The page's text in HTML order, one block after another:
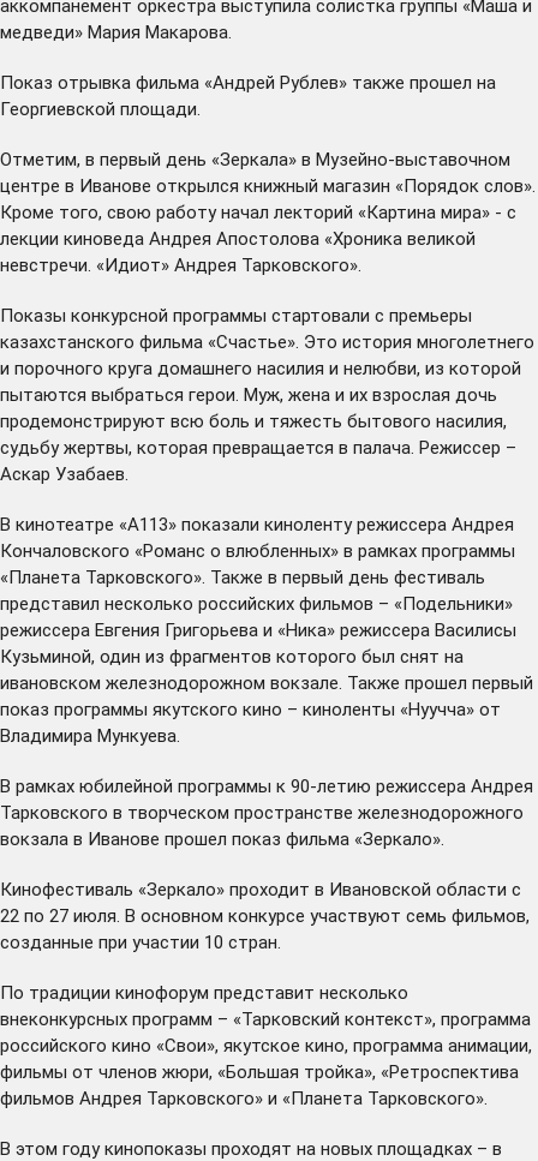
аккомпанемент оркестра выступила солистка группы «Маша и
медведи» Мария Макарова.
Показ отрывка фильма «Андрей Рублев» также прошел на
Георгиевской площади.
Отметим, в первый день «Зеркала» в Музейно-выставочном
центре в Иванове открылся книжный магазин «Порядок слов».
Кроме того, свою работу начал лекторий «Картина мира» - с
лекции киноведа Андрея Апостолова «Хроника великой
невстречи. «Идиот» Андрея Тарковского».
Показы конкурсной программы стартовали с премьеры
казахстанского фильма «Счастье». Это история многолетнего
и порочного круга домашнего насилия и нелюбви, из которой
пытаются выбраться герои. Муж, жена и их взрослая дочь
продемонстрируют всю боль и тяжесть бытового насилия,
судьбу жертвы, которая превращается в палача. Режиссер –
Аскар Узабаев.
В кинотеатре «А113» показали киноленту режиссера Андрея
Кончаловского «Романс о влюбленных» в рамках программы
«Планета Тарковского». Также в первый день фестиваль
представил несколько российских фильмов – «Подельники»
режиссера Евгения Григорьева и «Ника» режиссера Василисы
Кузьминой, один из фрагментов которого был снят на
ивановском железнодорожном вокзале. Также прошел первый
показ программы якутского кино – киноленты «Нуучча» от
Владимира Мункуева.
В рамках юбилейной программы к 90-летию режиссера Андрея
Тарковского в творческом пространстве железнодорожного
вокзала в Иванове прошел показ фильма «Зеркало».
Кинофестиваль «Зеркало» проходит в Ивановской области с
22 по 27 июля. В основном конкурсе участвуют семь фильмов,
созданные при участии 10 стран.
По традиции кинофорум представит несколько
внеконкурсных программ – «Тарковский контекст», программа
российского кино «Свои», якутское кино, программа анимации,
фильмы от членов жюри, «Большая тройка», «Ретроспектива
фильмов Андрея Тарковского» и «Планета Тарковского».
В этом году кинопоказы проходят на новых площадках – в